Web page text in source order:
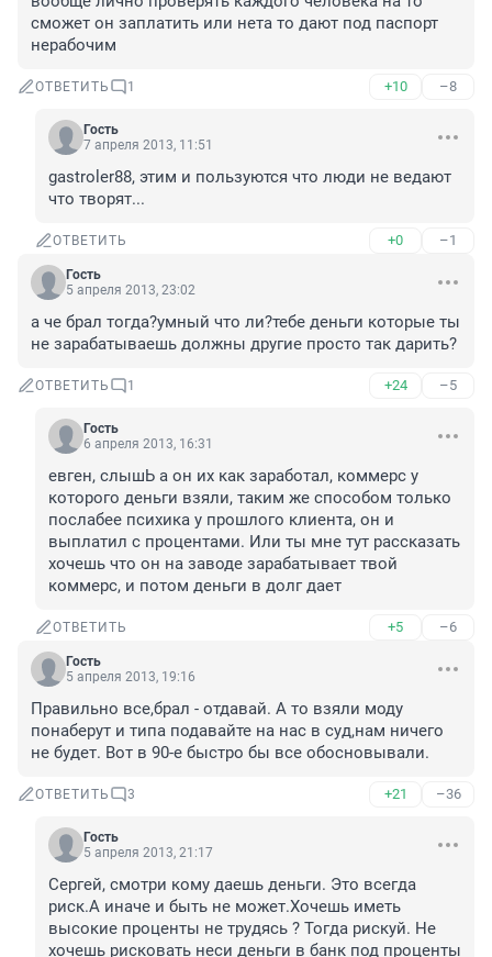
сможет он заплатить или нета то дают под паспорт
нерабочим
ОТВЕТИТЬ 1 +10 –8
Гость
7 апреля 2013, 11:51
gastroler88, этим и пользуются что люди не ведают
что творят...
ОТВЕТИТЬ +0 –1
Гость
5 апреля 2013, 23:02
а че брал тогда?умный что ли?тебе деньги которые ты
не зарабатываешь должны другие просто так дарить?
ОТВЕТИТЬ 1 +24 –5
Гость
6 апреля 2013, 16:31
евген, слышЬ а он их как заработал, коммерс у
которого деньги взяли, таким же способом только
послабее психика у прошлого клиента, он и
выплатил с процентами. Или ты мне тут рассказать
хочешь что он на заводе зарабатывает твой
коммерс, и потом деньги в долг дает
ОТВЕТИТЬ +5 –6
Гость
5 апреля 2013, 19:16
Правильно все,брал - отдавай. А то взяли моду
понаберут и типа подавайте на нас в суд,нам ничего
не будет. Вот в 90-е быстро бы все обосновывали.
ОТВЕТИТЬ 3 +21 –36
Гость
5 апреля 2013, 21:17
Сергей, смотри кому даешь деньги. Это всегда
риск.А иначе и быть не может.Хочешь иметь
высокие проценты не трудясь ? Тогда рискуй. Не
хочешь рисковать неси деньги в банк под проценты